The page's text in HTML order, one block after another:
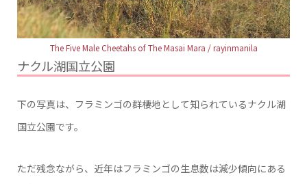
The Five Male Cheetahs of The Masai Mara / rayinmanila
ナクル湖国立公園
下の写真は、フラミンゴの群棲地として知られているナクル湖
国立公園です。
ただ残念ながら、近年はフラミンゴの生息数は減少傾向にある